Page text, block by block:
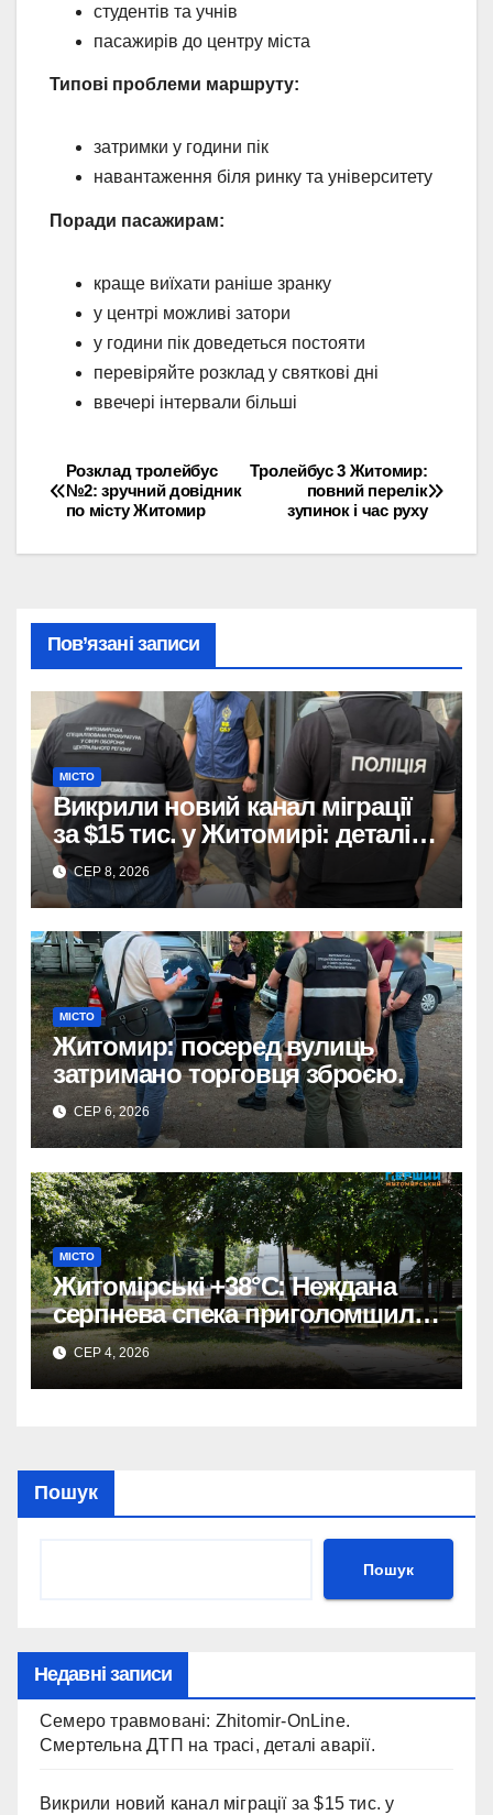
студентів та учнів
пасажирів до центру міста
Типові проблеми маршруту:
затримки у години пік
навантаження біля ринку та університету
Поради пасажирам:
краще виїхати раніше зранку
у центрі можливі затори
у години пік доведеться постояти
перевіряйте розклад у святкові дні
ввечері інтервали більші
Навігація
записів
Тролейбус 3 Житомир:
повний перелік
зупинок і час руху
Розклад тролейбус
№2: зручний довідник
по місту Житомир
Пов’язані записи
МІСТО
Викрили новий канал міграції
за $15 тис. у Житомирі: деталі
розслідування
СЕР 8, 2026
МІСТО
Житомир: посеред вулиць
затримано торговця зброєю.
СЕР 6, 2026
МІСТО
Житомірські +38°C: Неждана
серпнева спека приголомшила
місто
СЕР 4, 2026
Пошук
Пошук
Недавні записи
Семеро травмовані: Zhitomir-OnLine.
Смертельна ДТП на трасі, деталі аварії.
Викрили новий канал міграції за $15 тис. у